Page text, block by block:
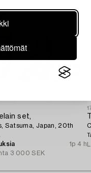
set,
Satsuma, Japan, 20th
1p 4 h
3 000 SEK